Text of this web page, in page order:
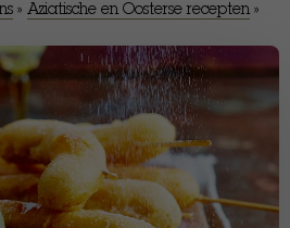
» Aziatische en Oosterse recepten »